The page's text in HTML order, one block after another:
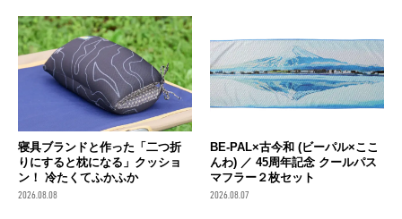
寝具ブランドと作った「二つ折
りにすると枕になる」クッショ
ン！ 冷たくてふかふか
2026.08.08
BE-PAL×古今和 (ビーパル×ここ
んわ) ／ 45周年記念 クールパス
マフラー２枚セット
2026.08.07